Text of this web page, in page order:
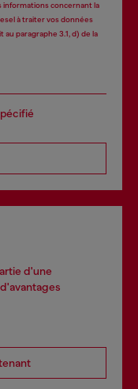
informations concernant la
à traiter vos données
au paragraphe 3.1, d) de la
d'une